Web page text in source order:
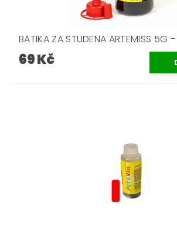
BATIKA ZA STUDENA ARTEMISS 5G
69 Kč